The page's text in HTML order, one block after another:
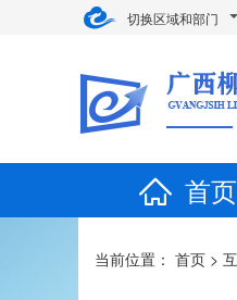
切换区域和部门
首页
当前位置： 首页 >